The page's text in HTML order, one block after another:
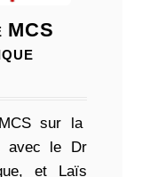
MCS
sur la
avec le Dr
et Laïs